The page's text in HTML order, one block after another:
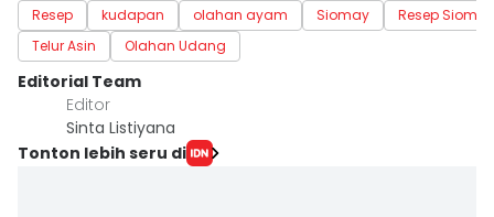
Resep kudapan olahan ayam Siomay
Resep Siomay
Telur Asin
Olahan Udang
Editorial Team
Editor
Sinta Listiyana
Tonton lebih seru di